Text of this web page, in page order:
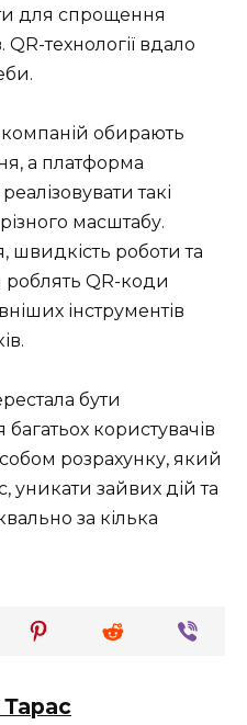
для спрощення
QR-технології вдало
обирають
а платформа
такі
масштабу.
швидкість роботи та
роблять QR-коди
інструментів
бути
користувачів
розрахунку, який
уникати зайвих дій та
за кілька